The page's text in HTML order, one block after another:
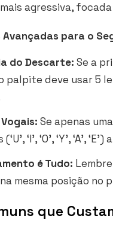
agressiva,
para o
do Descarte: Se a
palpite deve usar 5
Se apenas
‘I’, ‘O’, ‘Y’,
é Tudo:
mesma posição no
que